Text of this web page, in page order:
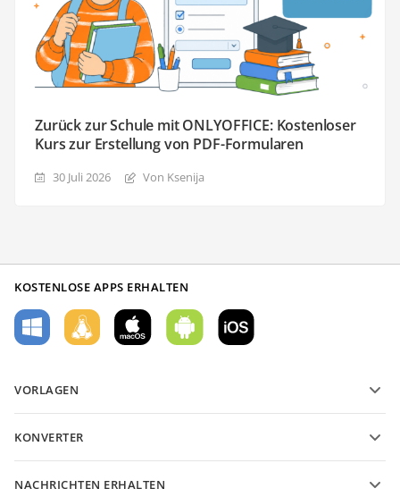
Zurück zur Schule mit ONLYOFFICE: Kostenloser
Kurs zur Erstellung von PDF-Formularen
30 Juli 2026 Von Ksenija
KOSTENLOSE APPS ERHALTEN
VORLAGEN
Vorlagen für Textdokumente
KONVERTER
Konvertieren Sie Tabellenkalkulationen
NACHRICHTEN ERHALTEN